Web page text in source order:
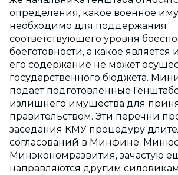
определения, какое военное
необходимо для поддержания
соответствующего уровня
боеготовности, а какое
его содержание не может
государственного бюджета.
подает подготовленные
излишнего имущества для
правительством. Эти перечни
заседания КМУ процедуру
согласований в Минфине,
Минэкономразвития, зачастую
направляются другим